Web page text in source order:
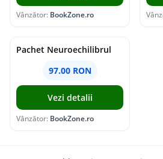
Vânzător: BookZone.ro
Pachet Neuroechilibrul
97.00 RON
Vezi detalii
Vânzător: BookZone.ro